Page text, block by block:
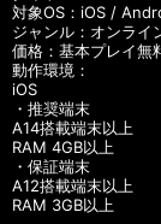
対象OS：iOS /
ジャンル：オンライ
価格：基本プレイ無
動作環境：
iOS
・推奨端末
A14搭載端末以上
RAM 4GB以上
・保証端末
A12搭載端末以上
RAM 3GB以上